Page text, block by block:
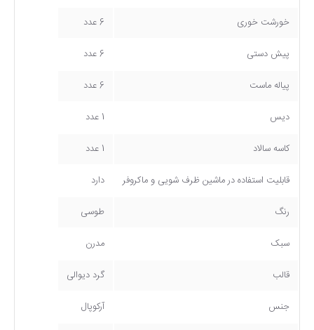
خورشت خوری 6 عدد
پیش دستی 6 عدد
پیاله ماست 6 عدد
دیس 1 عدد
کاسه سالاد 1 عدد
قابلیت استفاده در ماشین ظرف شویی و ماکروفر دارد
رنگ طوسی
سبک مدرن
قالب گرد دیوالی
جنس آرکوپال